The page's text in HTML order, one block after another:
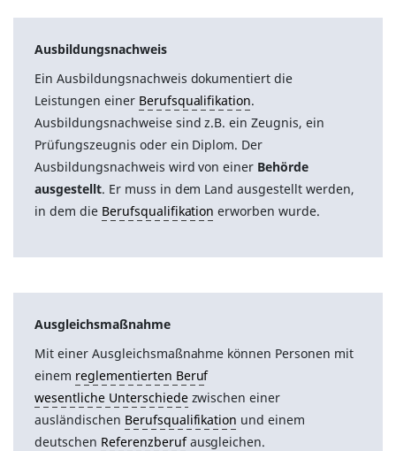
Ausbildungsnachweis
Ein Ausbildungsnachweis dokumentiert die
Leistungen einer Berufsqualifikation.
Ausbildungsnachweise sind z.B. ein Zeugnis, ein
Prüfungszeugnis oder ein Diplom. Der
Ausbildungsnachweis wird von einer Behörde
ausgestellt. Er muss in dem Land ausgestellt werden,
in dem die Berufsqualifikation erworben wurde.
Ausgleichsmaßnahme
Mit einer Ausgleichsmaßnahme können Personen mit
einem reglementierten Beruf
wesentliche Unterschiedezwischen einer
ausländischen Berufsqualifikation und einem
deutschen Referenzberufausgleichen.